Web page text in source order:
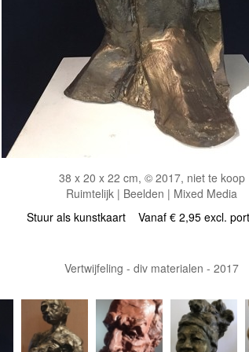
38 x 20 x 22 cm, © 2017, niet te koop
Ruimtelijk | Beelden | Mixed Media
Stuur als kunstkaart Vanaf € 2,95 excl.
Vertwijfeling - div materialen - 2017